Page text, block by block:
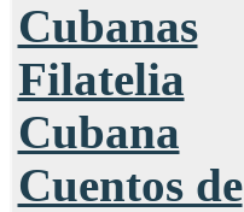
Cubanas
Filatelia
Cubana
Cuentos de